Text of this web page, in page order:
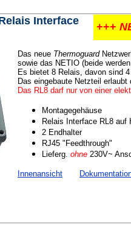
Interface
+++
Das neue Thermoguard
sowie das NETIO (beide
Es bietet 8 Relais, davon sind
Das eingebaute Netzteil
Das RL8 darf nur von einer
Montagegehäuse
Relais Interface RL8 auf
2 Endhalter
RJ45 "Feedthrough"
Lieferg. ohne 230V~
Innenansicht